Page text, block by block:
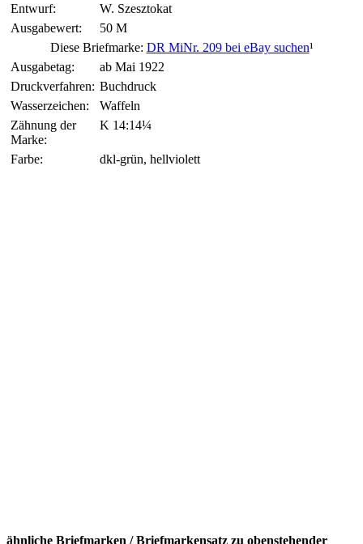
Entwurf:
W. Szesztokat
Ausgabewert:
50 M
Diese Briefmarke: DR MiNr. 209 bei eBay suchen¹
Ausgabetag:
ab Mai 1922
Druckverfahren: Buchdruck
Wasserzeichen:
Waffeln
Zähnung der
Marke:
K 14:14¼
Farbe: dkl-grün, hellviolett
ähnliche Briefmarken / Briefmarkensatz zu obenstehender